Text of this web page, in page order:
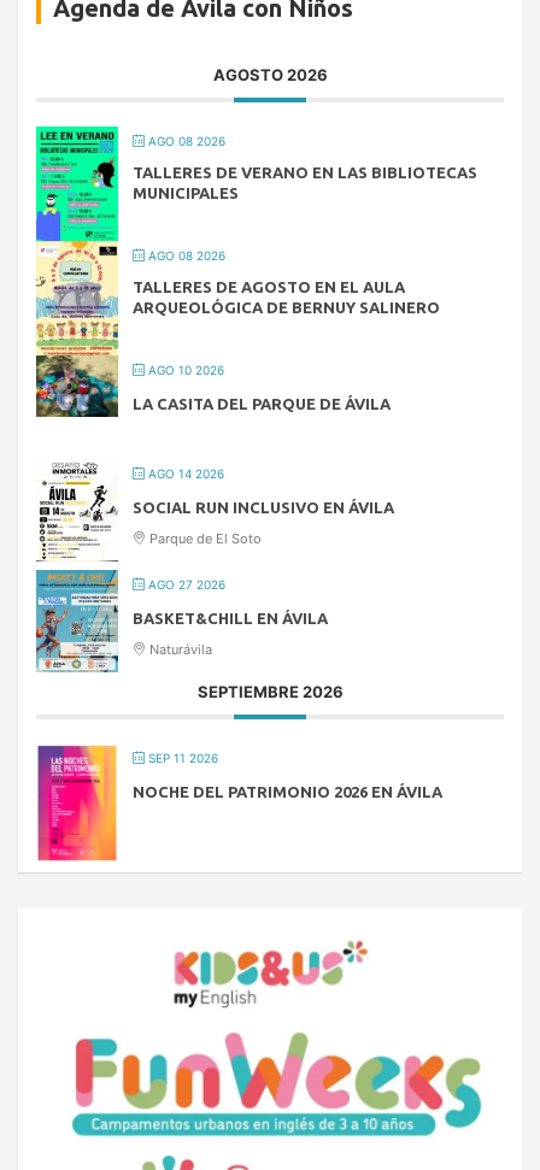
Agenda de Ávila con Niños
AGOSTO 2026
AGO 08 2026
TALLERES DE VERANO EN LAS BIBLIOTECAS
MUNICIPALES
AGO 08 2026
TALLERES DE AGOSTO EN EL AULA
ARQUEOLÓGICA DE BERNUY SALINERO
AGO 10 2026
LA CASITA DEL PARQUE DE ÁVILA
AGO 14 2026
SOCIAL RUN INCLUSIVO EN ÁVILA
Parque de El Soto
AGO 27 2026
BASKET&CHILL EN ÁVILA
Naturávila
SEPTIEMBRE 2026
SEP 11 2026
NOCHE DEL PATRIMONIO 2026 EN ÁVILA